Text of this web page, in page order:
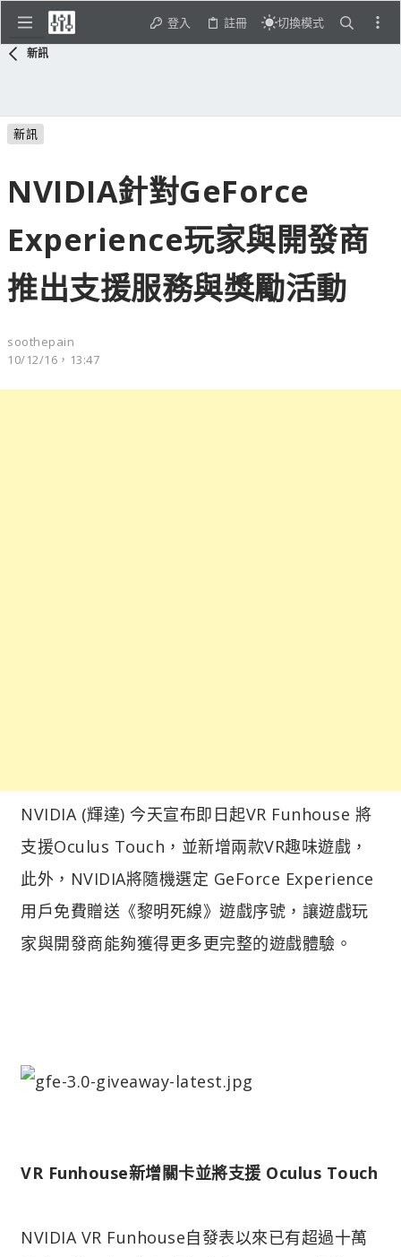
登入 註冊 切換模式
新訊
新訊
NVIDIA針對GeForce
Experience玩家與開發商
推出支援服務與獎勵活動
soothepain
10/12/16，13:47
NVIDIA (輝達) 今天宣布即日起VR Funhouse 將
支援Oculus Touch，並新增兩款VR趣味遊戲，
此外，NVIDIA將隨機選定 GeForce Experience
用戶免費贈送《黎明死線》遊戲序號，讓遊戲玩
家與開發商能夠獲得更多更完整的遊戲體驗。
VR Funhouse新增關卡並將支援 Oculus Touch
NVIDIA VR Funhouse自發表以來已有超過十萬